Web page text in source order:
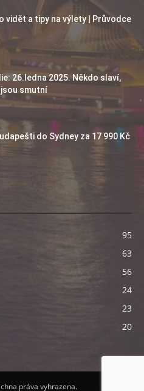
vidět a tipy na výlety | Průvodce
26.ledna 2025. Někdo slaví,
smutní
do Sydney za 17 990 Kč
95
63
56
24
23
20
práva vyhrazena.